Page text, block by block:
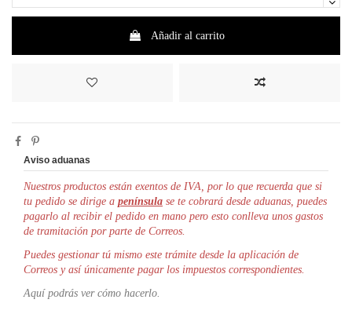
Añadir al carrito
Aviso aduanas
Nuestros productos están exentos de IVA, por lo que recuerda que si
tu pedido se dirige a península se te cobrará desde aduanas, puedes
pagarlo al recibir el pedido en mano pero esto conlleva unos gastos
de tramitación por parte de Correos.
Puedes gestionar tú mismo este trámite desde la aplicación de
Correos y así únicamente pagar los impuestos correspondientes.
Aquí podrás ver cómo hacerlo.